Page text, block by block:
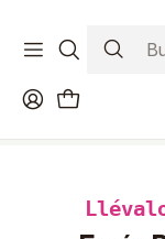
Ver
Llévalo